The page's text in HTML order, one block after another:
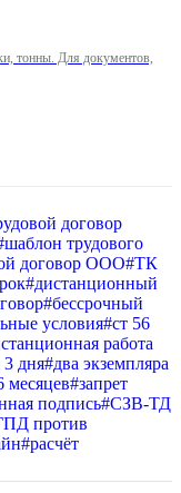
тонны. Для документов,
договор
шаблон трудового
договор ООО#ТК
#дистанционный
#бессрочный
условия#ст 56
работа
3 дня#два экземпляра
месяцев#запрет
подпись#СЗВ-ТД
против
#расчёт